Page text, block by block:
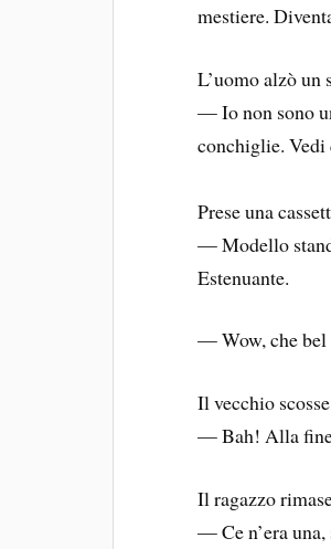
mestiere.
L’uomo alzò un
— Io non sono
conchiglie. Vedi
Prese una
— Modello
Estenuante.
— Wow, che
Il vecchio
— Bah! Alla fine
Il ragazzo
— Ce n’era